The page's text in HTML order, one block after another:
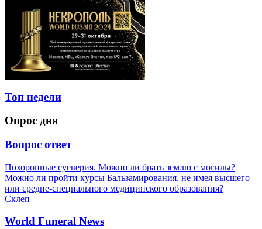
Топ недели
Опрос дня
Вопрос ответ
Похоронные суеверия. Можно ли брать землю с могилы?
Можно ли пройти курсы Бальзамирования, не имея высшего
или средне-специального медицинского образования?
Склеп
World Funeral News